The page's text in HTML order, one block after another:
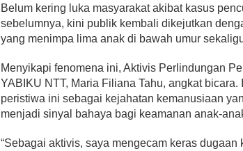
Belum kering luka masyarakat akibat kasus
sebelumnya, kini publik kembali dikejutkan
yang menimpa lima anak di bawah umur
Menyikapi fenomena ini, Aktivis Perlindungan
YABIKU NTT, Maria Filiana Tahu, angkat bicara.
peristiwa ini sebagai kejahatan kemanusiaan
menjadi sinyal bahaya bagi keamanan anak-
“Sebagai aktivis, saya mengecam keras